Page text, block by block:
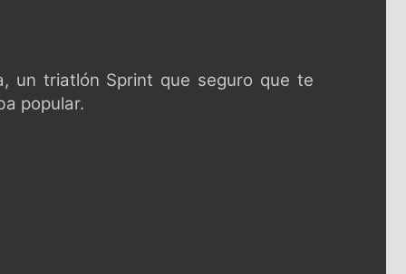
un triatlón Sprint que seguro que te
popular.